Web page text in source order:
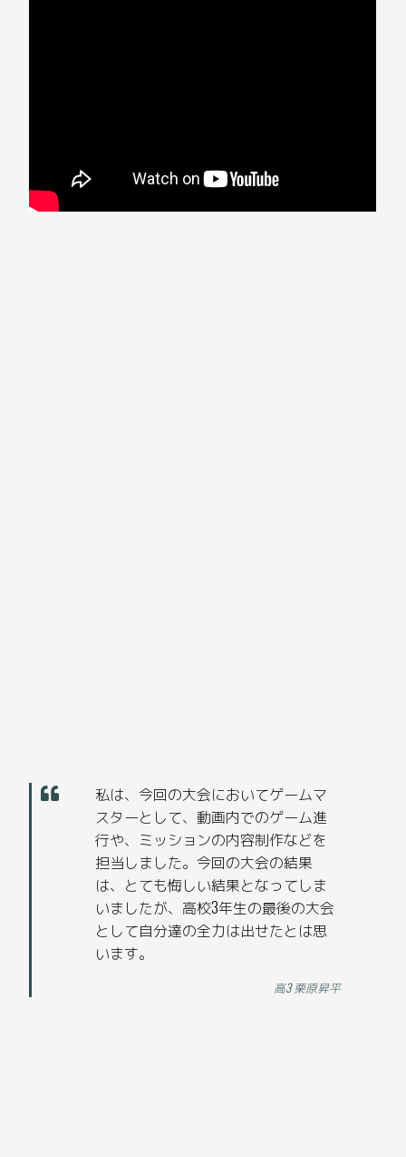
私は、今回の大会においてゲームマ
スターとして、動画内でのゲーム進
行や、ミッションの内容制作などを
担当しました。今回の大会の結果
は、とても悔しい結果となってしま
いましたが、高校3年生の最後の大会
として自分達の全力は出せたとは思
います。
高3 栗原昇平